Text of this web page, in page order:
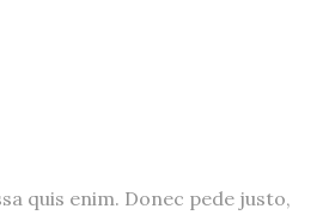
quis enim. Donec pede justo,